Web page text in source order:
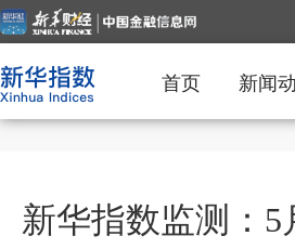
首页 新闻
新华指数监测：